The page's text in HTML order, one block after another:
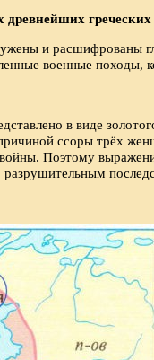
греческих
и расшифрованы
военные походы,
в виде
причиной ссоры
Поэтому